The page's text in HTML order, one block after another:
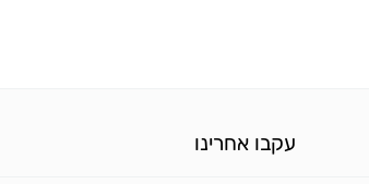
עקבו אחרינו